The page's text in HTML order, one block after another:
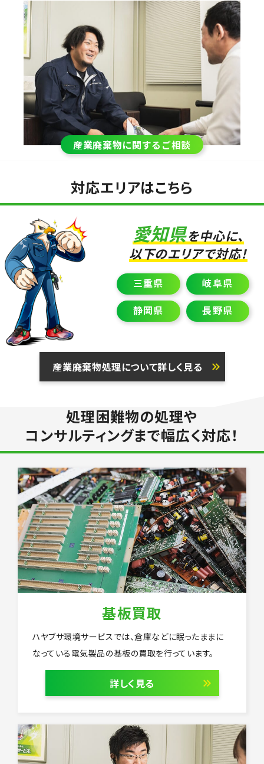
産業廃棄物に関するご相談
対応エリアはこちら
愛知県を中心に、
以下のエリアで対応！
三重県
岐阜県
静岡県
長野県
産業廃棄物処理について詳しく見る
処理困難物の処理や
コンサルティングまで幅広く対応！
基板買取
ハヤブサ環境サービスでは、倉庫などに眠ったままに
なっている電気製品の基板の買取を行っています。
詳しく見る